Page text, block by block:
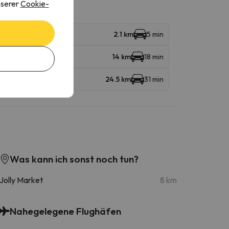
2.1 km 5 min
14 km 18 min
24.5 km 31 min
Was kann ich sonst noch tun?
Jolly Market 8 km
Nahegelegene Flughäfen
Cookie-